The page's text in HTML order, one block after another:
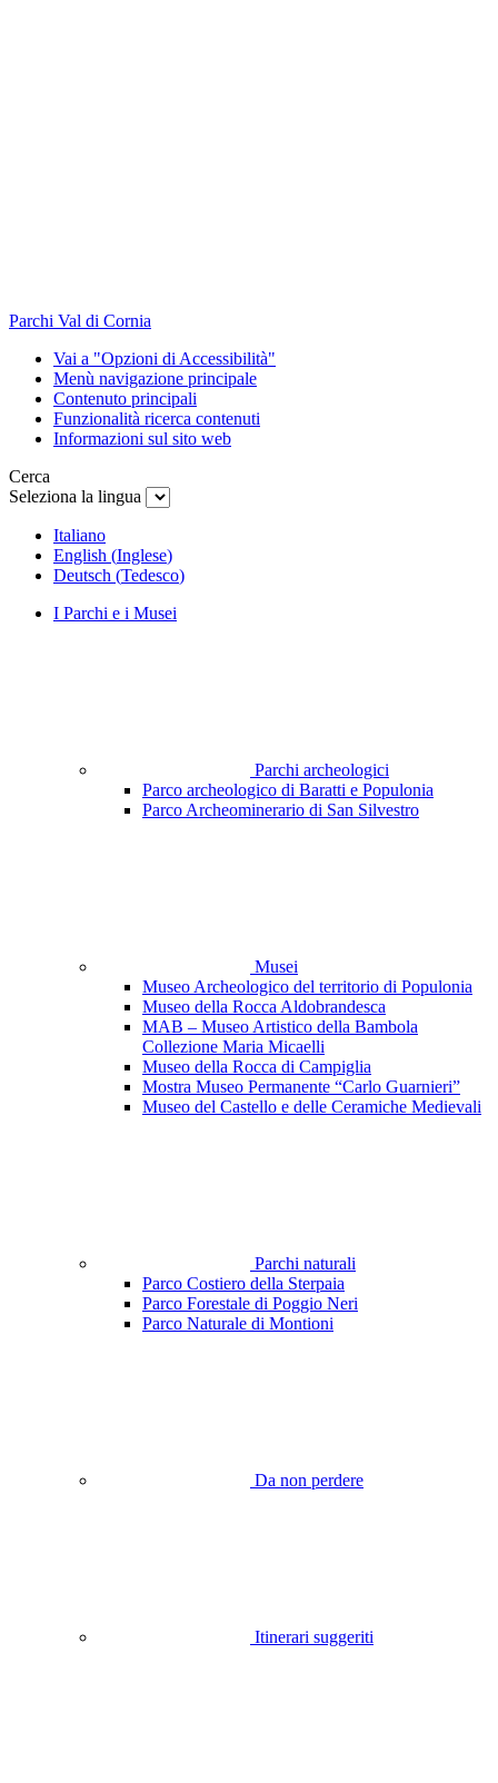
Parchi Val di Cornia
Vai a "Opzioni di Accessibilità"
Menù navigazione principale
Contenuto principali
Funzionalità ricerca contenuti
Informazioni sul sito web
Cerca
Seleziona la lingua
Italiano
English (Inglese)
Deutsch (Tedesco)
I Parchi e i Musei
Parchi archeologici
Parco archeologico di Baratti e Populonia
Parco Archeominerario di San Silvestro
Musei
Museo Archeologico del territorio di Populonia
Museo della Rocca Aldobrandesca
MAB – Museo Artistico della Bambola
Collezione Maria Micaelli
Museo della Rocca di Campiglia
Mostra Museo Permanente “Carlo Guarnieri”
Museo del Castello e delle Ceramiche Medievali
Parchi naturali
Parco Costiero della Sterpaia
Parco Forestale di Poggio Neri
Parco Naturale di Montioni
Da non perdere
Itinerari suggeriti